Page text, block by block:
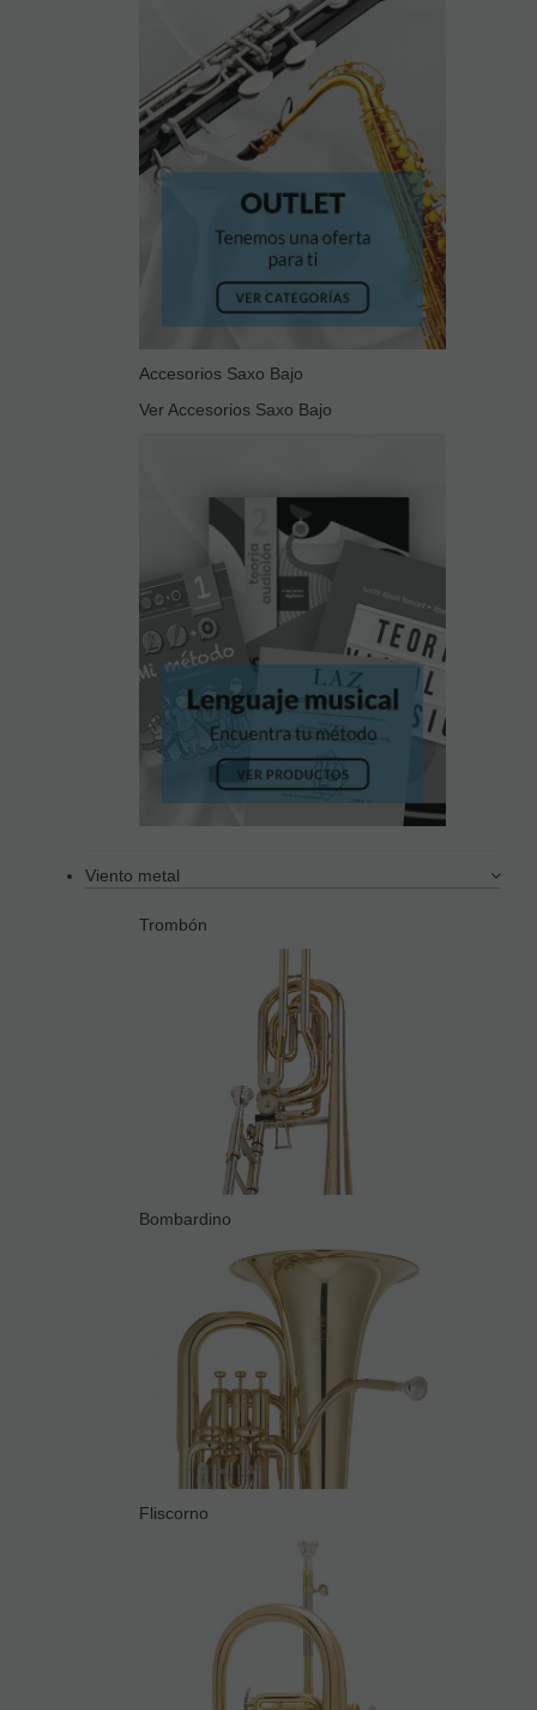
Accesorios Saxo Bajo
Ver Accesorios Saxo Bajo
Viento metal
Trombón
Bombardino
Fliscorno